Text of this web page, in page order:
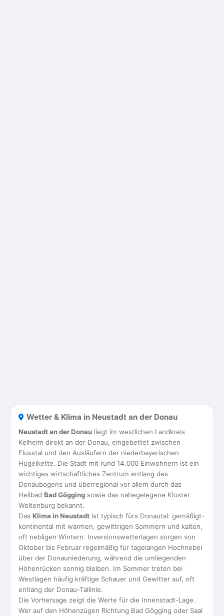
Wetter & Klima in Neustadt an der Donau
Neustadt an der Donau liegt im westlichen Landkreis
Kelheim direkt an der Donau, eingebettet zwischen
Flusstal und den Ausläufern der niederbayerischen
Hügelkette. Die Stadt mit rund 14.000 Einwohnern ist ein
wichtiges wirtschaftliches Zentrum entlang des
Donaubogens und überregional vor allem durch das
Heilbad Bad Gögging sowie das nahegelegene Kloster
Weltenburg bekannt.
Das Klima in Neustadt ist typisch fürs Donautal: gemäßigt-
kontinental mit warmen, gewittrigen Sommern und kalten,
oft nebligen Wintern. Inversionswetterlagen sorgen von
Oktober bis Februar regelmäßig für tagelangen Hochnebel
über der Donauniederung, während die umliegenden
Höhenrücken sonnig bleiben. Im Sommer treten bei
Westlagen häufig kräftige Schauer und Gewitter auf, oft
entlang der Donau-Tallinie.
Die Vorhersage zeigt die Werte für die Innenstadt-Lage.
Wer auf den Höhenzügen Richtung Bad Gögging oder Saal